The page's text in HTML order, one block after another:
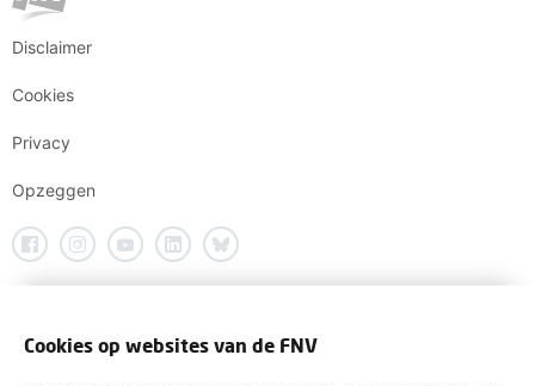
Disclaimer
Cookies
Privacy
Opzeggen
Cookies op websites van de FNV